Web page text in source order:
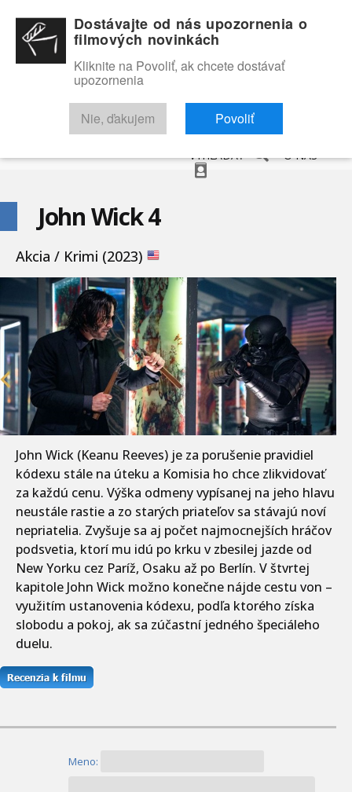
RECENZIE TRAILERY FILMOVÁ DATABÁZA
VYHĽADAŤ O NÁS
John Wick 4
Akcia / Krimi (2023)
John Wick (Keanu Reeves) je za porušenie pravidiel
kódexu stále na úteku a Komisia ho chce zlikvidovať
za každú cenu. Výška odmeny vypísanej na jeho hlavu
neustále rastie a zo starých priateľov sa stávajú noví
nepriatelia. Zvyšuje sa aj počet najmocnejších hráčov
podsvetia, ktorí mu idú po krku v zbesilej jazde od
New Yorku cez Paríž, Osaku až po Berlín. V štvrtej
kapitole John Wick možno konečne nájde cestu von –
využitím ustanovenia kódexu, podľa ktorého získa
slobodu a pokoj, ak sa zúčastní jedného špeciáleho
duelu.
Meno:
Dostávajte od nás upozornenia o
filmových novinkách
Kliknite na Povoliť, ak chcete dostávať
upozornenia
Nie, ďakujem Povoliť